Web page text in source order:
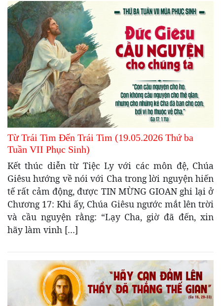
Từ Trái Tim Đến Trái Tim (19.05.2026 Thứ ba
Tuần VII Phục Sinh)
Kết thúc diễn từ Tiệc Ly với các môn đệ, Chúa
Giêsu hướng về nói với Cha trong lời nguyện hiến
tế rất cảm động, được TIN MỪNG GIOAN ghi lại ở
Chương 17: Khi ấy, Chúa Giêsu ngước mắt lên trời
và cầu nguyện rằng: “Lạy Cha, giờ đã đến, xin
hãy làm vinh […]